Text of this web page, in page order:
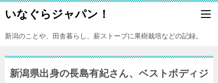
いなぐらジャパン！
新潟のことや、田舎暮らし、薪ストーブに果樹栽培などの記録。
新潟県出身の長島有紀さん、ベストボディジ